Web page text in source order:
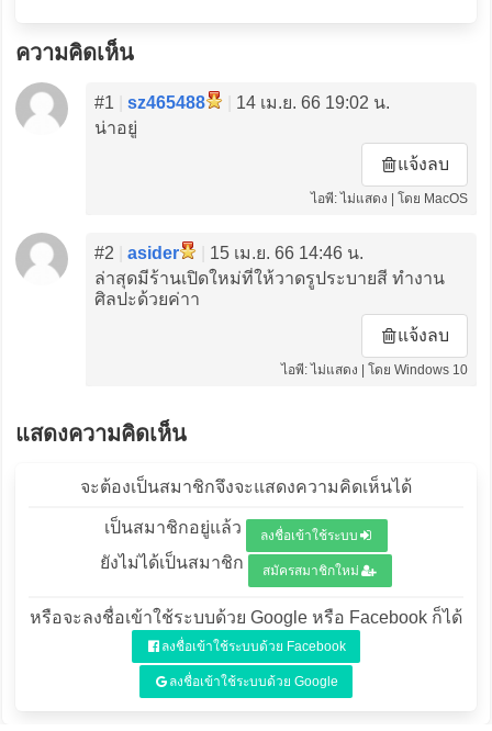
ความคิดเห็น
#1 sz465488
14 เม.ย. 66 19:02 น.
น่าอยู่
แจ้งลบ
ไอพี: ไม่แสดง | โดย MacOS
#2 asider
15 เม.ย. 66 14:46 น.
ล่าสุดมีร้านเปิดใหม่ที่ให้วาดรูประบายสี ทำงาน
ศิลปะด้วยค่าา
แจ้งลบ
ไอพี: ไม่แสดง | โดย Windows 10
แสดงความคิดเห็น
จะต้องเป็นสมาชิกจึงจะแสดงความคิดเห็นได้
เป็นสมาชิกอยู่แล้ว ลงชื่อเข้าใช้ระบบ
ยังไม่ได้เป็นสมาชิก สมัครสมาชิกใหม่
หรือจะลงชื่อเข้าใช้ระบบด้วย Google หรือ Facebook ก็ได้
ลงชื่อเข้าใช้ระบบด้วย Facebook
ลงชื่อเข้าใช้ระบบด้วย Google